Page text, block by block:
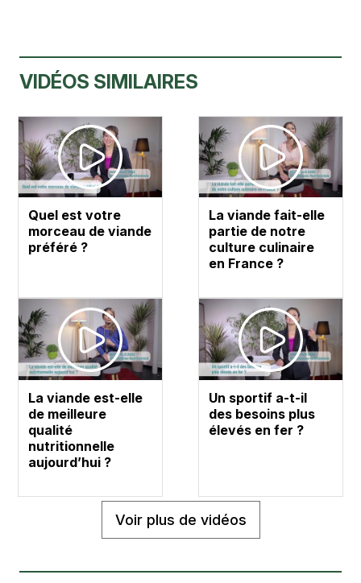
VIDÉOS SIMILAIRES
Quel est votre
morceau de viande
préféré ?
La viande fait-elle
partie de notre
culture culinaire
en France ?
La viande est-elle
de meilleure
qualité
nutritionnelle
aujourd’hui ?
Un sportif a-t-il
des besoins plus
élevés en fer ?
Voir plus de vidéos